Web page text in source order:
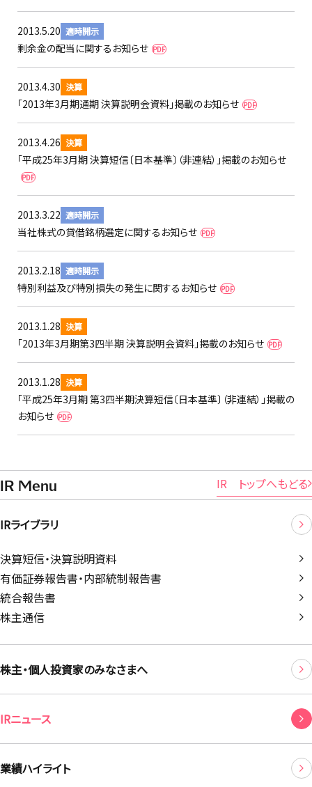
2013.5.20 適時開示
剰余金の配当に関するお知らせ PDF
2013.4.30 決算
「2013年3月期通期 決算説明会資料」掲載のお知らせ PDF
2013.4.26 決算
「平成25年3月期 決算短信〔日本基準〕（非連結）」掲載のお知らせ
PDF
2013.3.22 適時開示
当社株式の貸借銘柄選定に関するお知らせ PDF
2013.2.18 適時開示
特別利益及び特別損失の発生に関するお知らせ PDF
2013.1.28 決算
「2013年3月期第3四半期 決算説明会資料」掲載のお知らせ PDF
2013.1.28 決算
「平成25年3月期 第3四半期決算短信〔日本基準〕（非連結）」掲載の
お知らせ PDF
IR Menu IR トップへもどる
IRライブラリ
決算短信・決算説明資料
有価証券報告書・内部統制報告書
統合報告書
株主通信
株主・個人投資家のみなさまへ
IRニュース
業績ハイライト